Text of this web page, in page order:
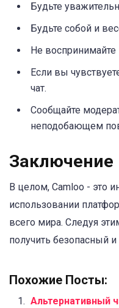
Будьте
Будьте собой и
Не
Если вы
чат.
Сообщайте
неподобающем
Заключение
В целом, Camloo - это
использовании
всего мира. Следуя
получить безопасный
Похожие Посты:
Альтернативный